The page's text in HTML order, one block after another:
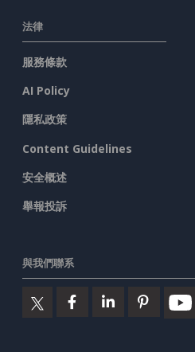
法律
服務條款
AI Policy
隱私政策
Content Guidelines
安全概述
舉報投訴
與我們聯系